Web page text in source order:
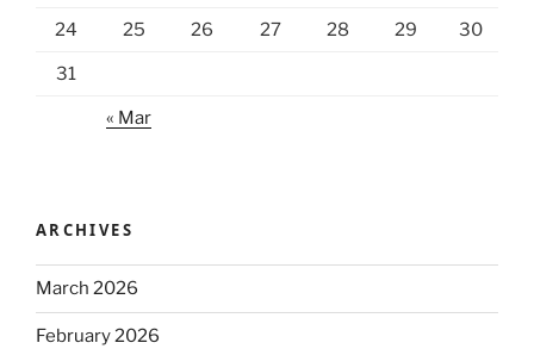
24 25 26 27 28 29 30
31
« Mar
ARCHIVES
March 2026
February 2026